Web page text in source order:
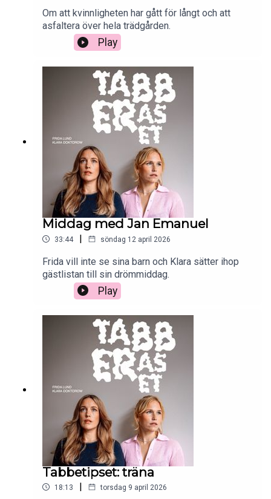
Om att kvinnligheten har gått för långt och att
asfaltera över hela trädgården.
Play
Middag med Jan Emanuel
33:44 | söndag 12 april 2026
Frida vill inte se sina barn och Klara sätter ihop
gästlistan till sin drömmiddag.
Play
Tabbetipset: träna
18:13 | torsdag 9 april 2026